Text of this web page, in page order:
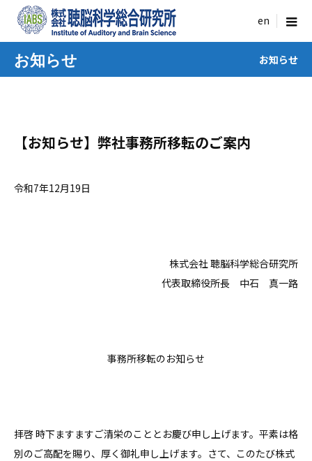
menu
お知らせ お知らせ
【お知らせ】弊社事務所移転のご案内
令和7年12月19日
株式会社 聴脳科学総合研究所
代表取締役所長 中石 真一路
事務所移転のお知らせ
拝啓 時下ますますご清栄のこととお慶び申し上げます。平素は格
別のご高配を賜り、厚く御礼申し上げます。さて、このたび株式